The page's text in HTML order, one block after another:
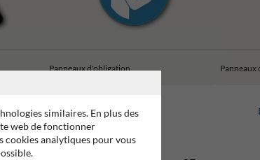
Panneaux d'obligation
similaires. En plus des
web de fonctionner
cookies analytiques pour vous